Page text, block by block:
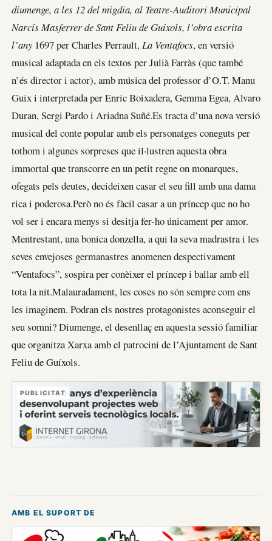
diumenge, a les 12 del migdia, al Teatre-Auditori Municipal
Narcís Masferrer de Sant Feliu de Guíxols, l’obra escrita
l’any 1697 per Charles Perrault,La Ventafocs, en versió
musical adaptada en els textos per Julià Farràs (que també
n’és director i actor), amb música del professor d’O.T. Manu
Guix i interpretada per Enric Boixadera, Gemma Egea, Alvaro
Duran, Sergi Pardo i Ariadna Suñé.Es tracta d’una nova versió
musical del conte popular amb els personatges coneguts per
tothom i algunes sorpreses que il·lustren aquesta obra
immortal que transcorre en un petit regne on monarques,
ofegats pels deutes, decideixen casar el seu fill amb una dama
rica i poderosa.Però no és fàcil casar a un príncep que no ho
vol ser i encara menys si desitja fer-ho únicament per amor.
Mentrestant, una bonica donzella, a qui la seva madrastra i les
seves envejoses germanastres anomenen despectivament
“Ventafocs”, sospira per conèixer el príncep i ballar amb ell
tota la nit.Malauradament, les coses no són sempre com ens
les imaginem. Podran els nostres protagonistes aconseguir el
seu somni? Diumenge, el desenllaç en aquesta sessió familiar
que organitza Xarxa amb el patrocini de l’Ajuntament de Sant
Feliu de Guíxols.
PUBLICITAT
AMB EL SUPORT DE